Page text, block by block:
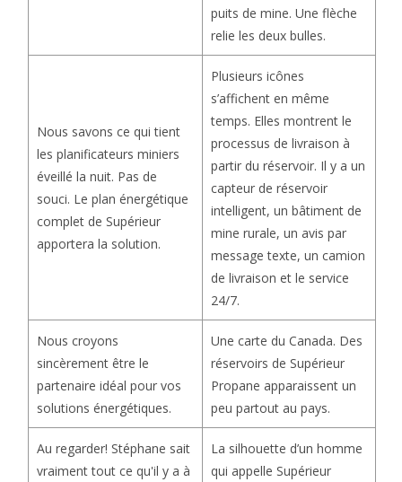
puits de mine. Une flèche
relie les deux bulles.
Nous savons ce qui tient
les planificateurs miniers
éveillé la nuit. Pas de
souci. Le plan énergétique
complet de Supérieur
apportera la solution.
Plusieurs icônes
s’affichent en même
temps. Elles montrent le
processus de livraison à
partir du réservoir. Il y a un
capteur de réservoir
intelligent, un bâtiment de
mine rurale, un avis par
message texte, un camion
de livraison et le service
24/7.
Nous croyons
sincèrement être le
partenaire idéal pour vos
solutions énergétiques.
Une carte du Canada. Des
réservoirs de Supérieur
Propane apparaissent un
peu partout au pays.
Au regarder! Stéphane sait
vraiment tout ce qu'il y a à
La silhouette d’un homme
qui appelle Supérieur